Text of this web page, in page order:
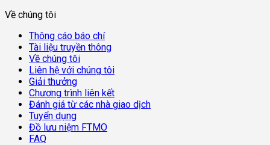
Về chúng tôi
Thông cáo báo chí
Tài liệu truyền thông
Về chúng tôi
Liên hệ với chúng tôi
Giải thưởng
Chương trình liên kết
Đánh giá từ các nhà giao dịch
Tuyển dụng
Đồ lưu niệm FTMO
FAQ